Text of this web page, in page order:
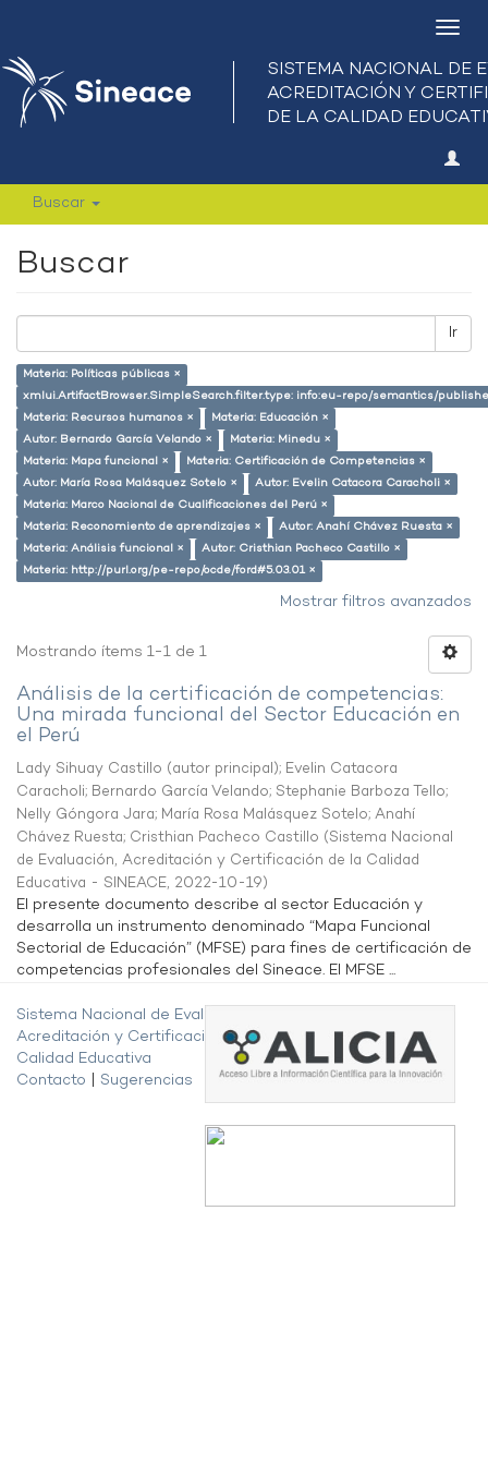
Buscar
Buscar
Ir
Materia: Políticas públicas ×
xmlui.ArtifactBrowser.SimpleSearch.filter.type: info:eu-repo/semantics/
Materia: Recursos humanos ×
Materia: Educación ×
Autor: Bernardo García Velando ×
Materia: Minedu ×
Materia: Mapa funcional ×
Materia: Certificación de Competencias ×
Autor: María Rosa Malásquez Sotelo ×
Autor: Evelin Catacora Caracholi ×
Materia: Marco Nacional de Cualificaciones del Perú ×
Materia: Reconomiento de aprendizajes ×
Autor: Anahí Chávez Ruesta ×
Materia: Análisis funcional ×
Autor: Cristhian Pacheco Castillo ×
Materia: http://purl.org/pe-repo/ocde/ford#5.03.01 ×
Mostrar filtros avanzados
Mostrando ítems 1-1 de 1
Análisis de la certificación de competencias:
Una mirada funcional del Sector Educación en
el Perú
Lady Sihuay Castillo (autor principal); Evelin Catacora
Caracholi; Bernardo García Velando; Stephanie Barboza Tello;
Nelly Góngora Jara; María Rosa Malásquez Sotelo; Anahí
Chávez Ruesta; Cristhian Pacheco Castillo (Sistema Nacional
de Evaluación, Acreditación y Certificación de la Calidad
Educativa - SINEACE, 2022-10-19)
El presente documento describe al sector Educación y
desarrolla un instrumento denominado “Mapa Funcional
Sectorial de Educación” (MFSE) para fines de certificación de
competencias profesionales del Sineace. El MFSE ...
Sistema Nacional de Evaluación,
Acreditación y Certificación de la
Calidad Educativa
Contacto
Sugerencias